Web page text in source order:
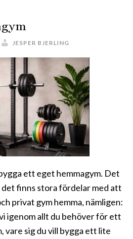
JESPER BJERLING
ett eget hemmagym. Det
det finns stora fördelar med att
privat gym hemma, nämligen:
igenom allt du behöver för ett
vare sig du vill bygga ett lite